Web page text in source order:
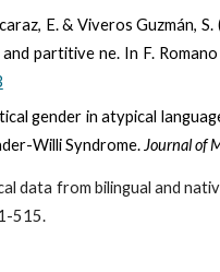
E. & Viveros Guzmán,
partitive ne. In F. Romano
gender in atypical
Willi Syndrome. Journal of
data from bilingual and
515.